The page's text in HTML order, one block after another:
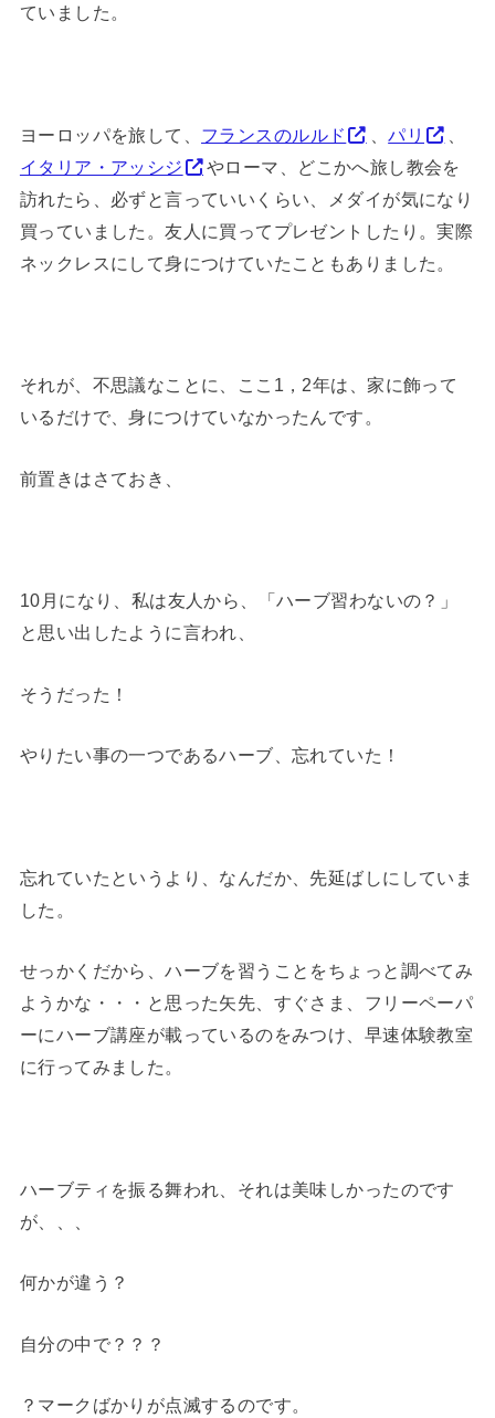
ていました。
ヨーロッパを旅して、 フランスのルルド パリ
イタリア・アッシジ
やローマ、どこかへ旅し教会を
訪れたら、必ずと言っていいくらい、メダイが気になり
買っていました。友人に買ってプレゼントしたり。実際
ネックレスにして身につけていたこともありました。
それが、不思議なことに、ここ1，2年は、家に飾って
いるだけで、身につけていなかったんです。
前置きはさておき、
10月になり、私は友人から、「ハーブ習わないの？」
と思い出したように言われ、
そうだった！
やりたい事の一つであるハーブ、忘れていた！
忘れていたというより、なんだか、先延ばしにしていま
した。
せっかくだから、ハーブを習うことをちょっと調べてみ
ようかな・・・と思った矢先、すぐさま、フリーペーパ
ーにハーブ講座が載っているのをみつけ、早速体験教室
に行ってみました。
ハーブティを振る舞われ、それは美味しかったのです
が、、、
何かが違う？
自分の中で？？？
？マークばかりが点滅するのです。